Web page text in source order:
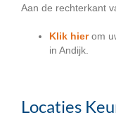
Aan de rechterkant
Klik hier om
in Andijk.
Locaties